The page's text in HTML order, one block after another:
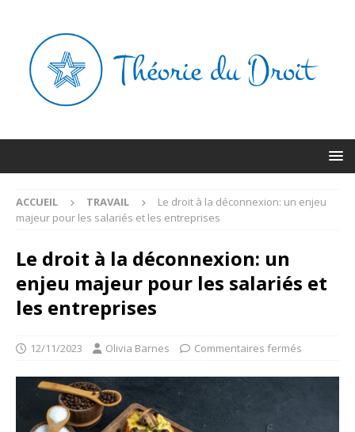
ACCUEIL TRAVAIL
Le droit à la déconnexion: un enjeu
majeur pour les salariés et les entreprises
Le droit à la déconnexion: un
enjeu majeur pour les salariés et
les entreprises
12/11/2023 Olivia Barnes Commentaires fermés